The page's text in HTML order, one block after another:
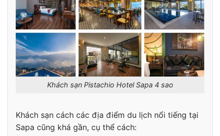
Khách sạn Pistachio Hotel Sapa 4 sao
Khách sạn cách các địa điểm du lịch nổi tiếng tại
Sapa cũng khá gần, cụ thể cách: